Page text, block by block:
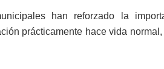
han reforzado la
prácticamente hace vida